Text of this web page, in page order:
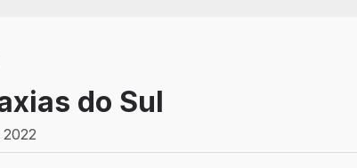
do Sul